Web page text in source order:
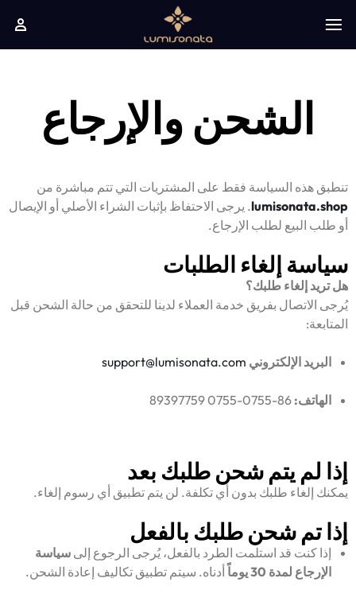
الشحن والإرجاع
تنطبق هذه السياسة فقط على المشتريات التي تتم مباشرة من
lumisonata.shop. يرجى الاحتفاظ بإثبات الشراء الأصلي أو الإيصال
أو طلب البيع لطلب الإرجاع.
سياسة إلغاء الطلبات
هل تريد إلغاء طلبك؟
يُرجى الاتصال بفريق خدمة العملاء لدينا للتحقق من حالة الشحن قبل
المتابعة:
البريد الإلكتروني support@lumisonata.com
الهاتف:
إذا لم يتم شحن طلبك بعد
يمكنك إلغاء طلبك بدون أي تكلفة. لن يتم تطبيق أي رسوم إلغاء.
إذا تم شحن طلبك بالفعل
إذا كنت قد استلمت الطرد بالفعل، يُرجى الرجوع إلى سياسة
الإرجاع لمدة 30 يوماً
أدناه. سيتم تطبيق تكاليف إعادة الشحن.